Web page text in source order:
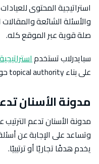
استراتيجية المحتوى
والأسئلة الشائعة
صلة قوية عبر الموقع كله.
سبايدرلاب تستخدم
على بناء topical authority حول الخدمات الأكثر قيمة.
مدونة الأسنان
مدونة الأسنان تدعم
وتساعد على الإجابة عن
يخدم هدفًا تجاريًا أو ترتيبيًا.